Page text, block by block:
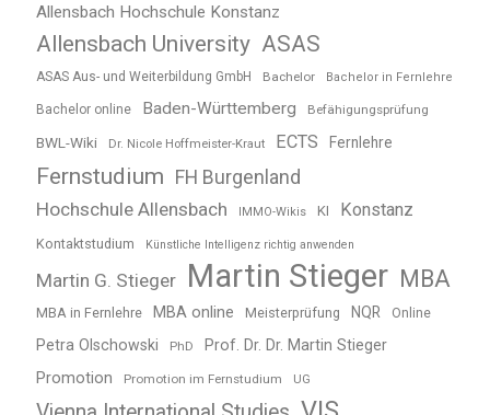
Allensbach Hochschule Konstanz
Allensbach University ASAS
ASAS Aus- und Weiterbildung GmbH Bachelor Bachelor in Fernlehre
Bachelor online Baden-Württemberg Befähigungsprüfung
BWL-Wiki Dr. Nicole Hoffmeister-Kraut ECTS Fernlehre
Fernstudium FH Burgenland
Hochschule Allensbach
IMMO-Wikis KI Konstanz
Kontaktstudium Künstliche Intelligenz richtig anwenden
Martin G. Stieger Martin Stieger MBA
MBA in Fernlehre MBA online Meisterprüfung NQR Online
Petra Olschowski PhD Prof. Dr. Dr. Martin Stieger
Promotion Promotion im Fernstudium UG